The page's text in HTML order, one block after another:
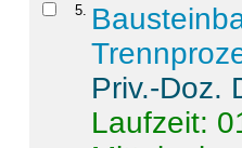
5
Priv.-Doz.
Laufzeit: